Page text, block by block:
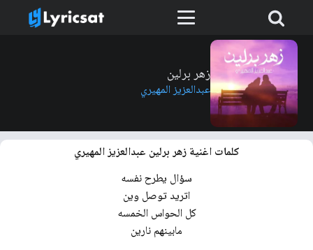
زهر برلين
عبدالعزيز المهيري
كلمات اغنية زهر برلين عبدالعزيز المهيري
سؤال يطرح نفسه
اتريد توصل وين
كل الحواس الخمسه
مابينهم نارين